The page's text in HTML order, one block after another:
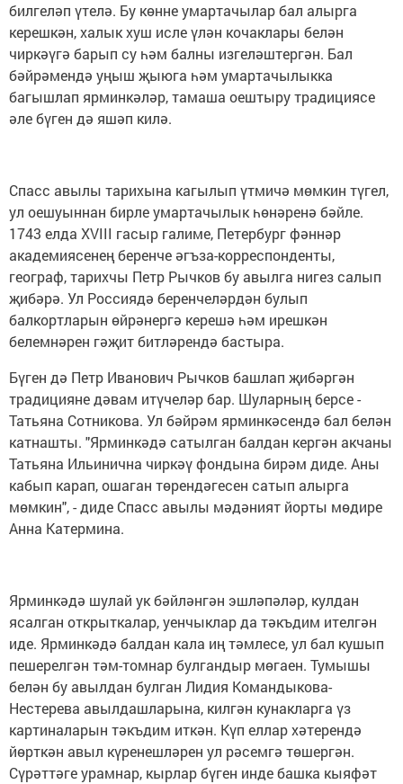
билгеләп үтелә. Бу көнне умартачылар бал алырга
керешкән, халык хуш исле үлән кочаклары белән
чиркәүгә барып су һәм балны изгеләштергән. Бал
бәйрәмендә уңыш җыюга һәм умартачылыкка
багышлап ярминкәләр, тамаша оештыру традициясе
әле бүген дә яшәп килә.
Спасс авылы тарихына кагылып үтмичә мөмкин түгел,
ул оешуыннан бирле умартачылык һөнәренә бәйле.
1743 елда XVIII гасыр галиме, Петербург фәннәр
академиясенең беренче әгъза-корреспонденты,
географ, тарихчы Петр Рычков бу авылга нигез салып
җибәрә. Ул Россиядә беренчеләрдән булып
балкортларын өйрәнергә керешә һәм ирешкән
белемнәрен гәҗит битләрендә бастыра.
Бүген дә Петр Иванович Рычков башлап җибәргән
традицияне дәвам итүчеләр бар. Шуларның берсе -
Татьяна Сотникова. Ул бәйрәм ярминкәсендә бал белән
катнашты. "Ярминкәдә сатылган балдан кергән акчаны
Татьяна Ильинична чиркәү фондына бирәм диде. Аны
кабып карап, ошаган төрендәгесен сатып алырга
мөмкин", - диде Спасс авылы мәдәният йорты мөдире
Анна Катермина.
Ярминкәдә шулай ук бәйләнгән эшләпәләр, кулдан
ясалган открыткалар, уенчыклар да тәкъдим ителгән
иде. Ярминкәдә балдан кала иң тәмлесе, ул бал кушып
пешерелгән тәм-томнар булгандыр мөгаен. Тумышы
белән бу авылдан булган Лидия Командыкова-
Нестерева авылдашларына, килгән кунакларга үз
картиналарын тәкъдим иткән. Күп еллар хәтерендә
йөрткән авыл күренешләрен ул рәсемгә төшергән.
Сүрәттәге урамнар, кырлар бүген инде башка кыяфәт